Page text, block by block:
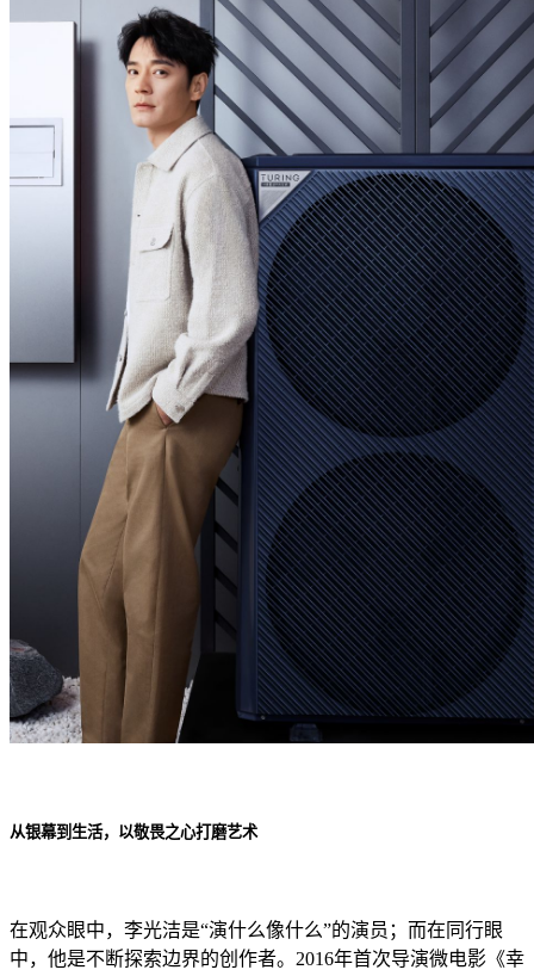
从银幕到生活，以敬畏之心打磨艺术
在观众眼中，李光洁是“演什么像什么”的演员；而在同行眼
中，他是不断探索边界的创作者。2016年首次导演微电影《幸